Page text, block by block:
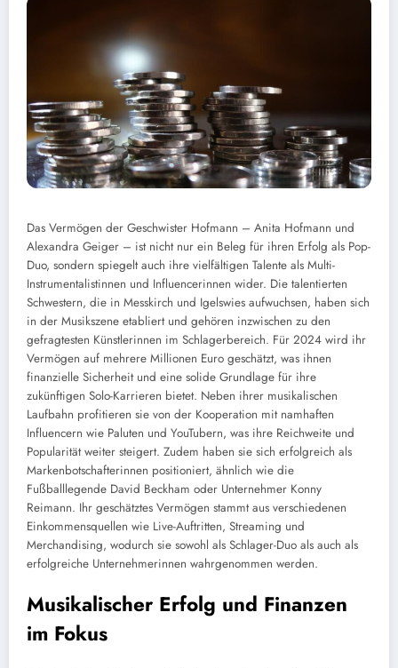
Das Vermögen der Geschwister Hofmann – Anita Hofmann und
Alexandra Geiger – ist nicht nur ein Beleg für ihren Erfolg als Pop-
Duo, sondern spiegelt auch ihre vielfältigen Talente als Multi-
Instrumentalistinnen und Influencerinnen wider. Die talentierten
Schwestern, die in Messkirch und Igelswies aufwuchsen, haben sich
in der Musikszene etabliert und gehören inzwischen zu den
gefragtesten Künstlerinnen im Schlagerbereich. Für 2024 wird ihr
Vermögen auf mehrere Millionen Euro geschätzt, was ihnen
finanzielle Sicherheit und eine solide Grundlage für ihre
zukünftigen Solo-Karrieren bietet. Neben ihrer musikalischen
Laufbahn profitieren sie von der Kooperation mit namhaften
Influencern wie Paluten und YouTubern, was ihre Reichweite und
Popularität weiter steigert. Zudem haben sie sich erfolgreich als
Markenbotschafterinnen positioniert, ähnlich wie die
Fußballlegende David Beckham oder Unternehmer Konny
Reimann. Ihr geschätztes Vermögen stammt aus verschiedenen
Einkommensquellen wie Live-Auftritten, Streaming und
Merchandising, wodurch sie sowohl als Schlager-Duo als auch als
erfolgreiche Unternehmerinnen wahrgenommen werden.
Musikalischer Erfolg und Finanzen
im Fokus